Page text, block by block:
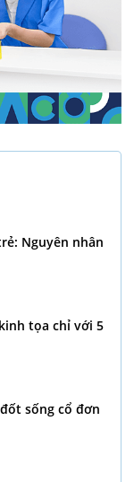
Nguyên nhân
tọa chỉ với 5
sống cổ đơn